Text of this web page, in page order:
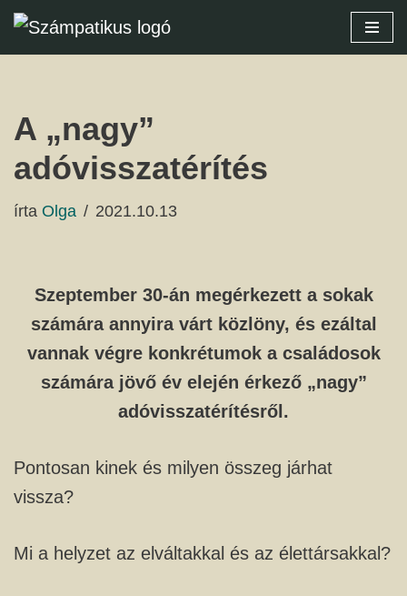
Skip
A „nagy”
adóvisszatérítés
írta Olga 2021.10.13
Szeptember 30-án megérkezett a sokak
számára annyira várt közlöny, és ezáltal
vannak végre konkrétumok a családosok
számára jövő év elején érkező „nagy”
adóvisszatérítésről.
Pontosan kinek és milyen összeg járhat
vissza?
Mi a helyzet az elváltakkal és az élettársakkal?